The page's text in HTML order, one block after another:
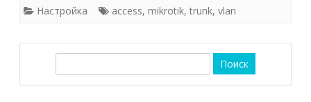
Настройка access, mikrotik, trunk, vlan